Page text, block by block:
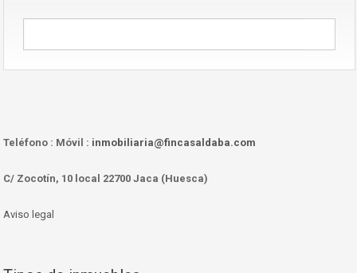
Teléfono : Móvil : inmobiliaria@fincasaldaba.com
C/ Zocotín, 10 local 22700 Jaca (Huesca)
Aviso legal